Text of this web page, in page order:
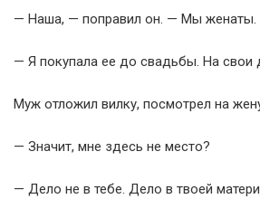
— Наша, — поправил он. — Мы женаты.
— Я покупала ее до свадьбы. На свои
Муж отложил вилку, посмотрел на
— Значит, мне здесь не место?
— Дело не в тебе. Дело в твоей